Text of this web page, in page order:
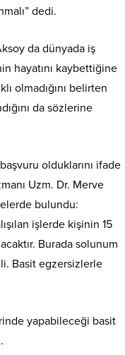
dedi.
da dünyada iş
hayatını kaybettiğine
olmadığını belirten
da sözlerine
olduklarını ifade
Uzm. Dr. Merve
bulundu:
işlerde kişinin 15
Burada solunum
Basit egzersizlerle
yapabileceği basit